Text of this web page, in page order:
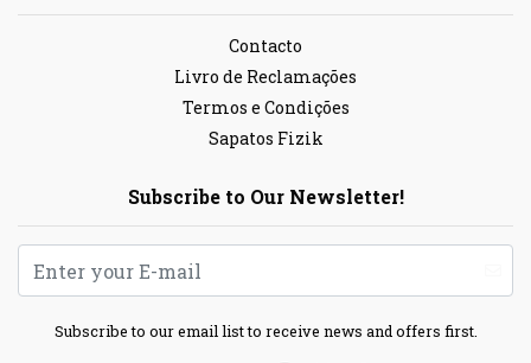
Contacto
Livro de Reclamações
Termos e Condições
Sapatos Fizik
Subscribe to Our Newsletter!
Subscribe to our email list to receive news and offers first.